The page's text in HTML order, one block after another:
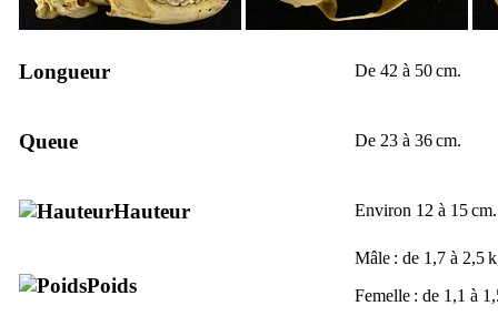
Longueur De 42 à 50 cm.
Queue De 23 à 36 cm.
Hauteur Environ 12 à 15 cm.
Poids
Mâle : de 1,7 à 2,5
Femelle : de 1,1 à